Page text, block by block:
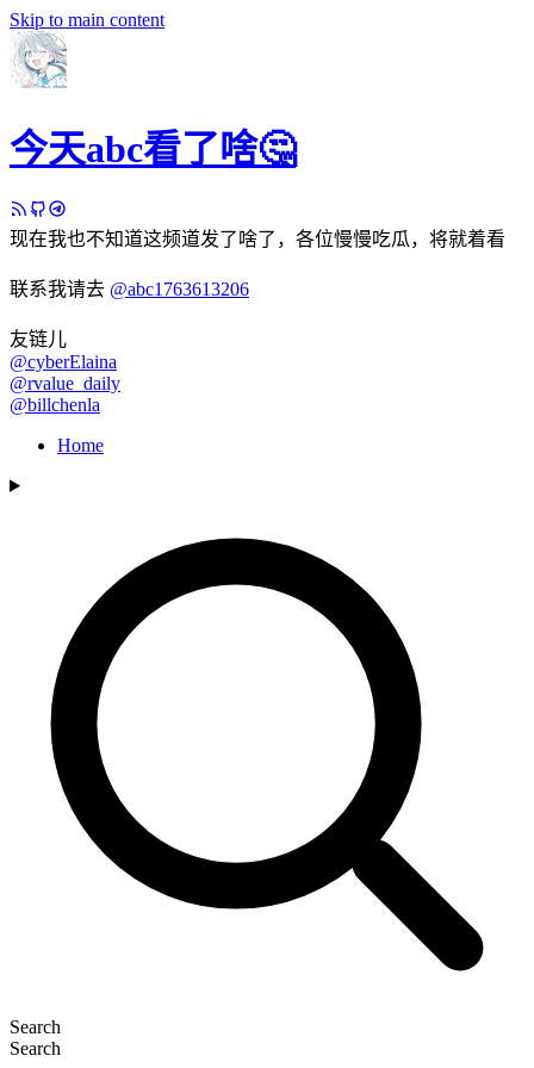
Skip to main content
今天abc看了啥🤔
现在我也不知道这频道发了啥了，各位慢慢吃瓜，将就着看
联系我请去 @abc1763613206
友链儿
@cyberElaina
@rvalue_daily
@billchenla
Home
Search
Search